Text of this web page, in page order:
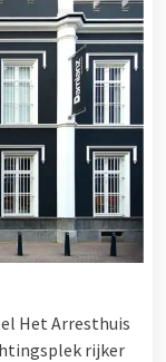
Het Arresthuis
rijker